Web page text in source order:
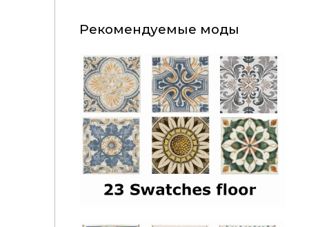
Рекомендуемые моды